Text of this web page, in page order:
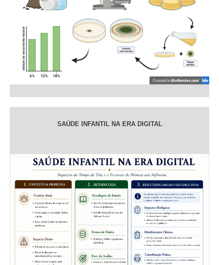
SAÚDE INFANTIL NA ERA DIGITAL